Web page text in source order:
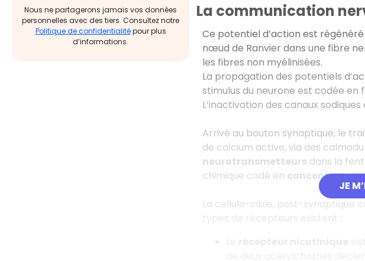
Nous ne partagerons jamais vos données
personnelles avec des tiers. Consultez notre
Politique de confidentialitépour plus
d’informations.
JE
La communication
Ce potentiel d’action est
nœud de Ranvier dans une fibre
les fibres non myélinisées.
La propagation des potentiels
stimulus du neurone est codée en
L’inactivation des canaux
Arrivé au bouton synaptique, le
de calcium active, via des
neurotransmetteurs dans la
chimique codé en concentration
La cellule-cible, post-synaptique
types de récepteurs existent :